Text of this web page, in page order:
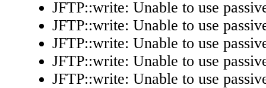
JFTP::write: Unable to use
JFTP::write: Unable to use
JFTP::write: Unable to use
JFTP::write: Unable to use
JFTP::write: Unable to use